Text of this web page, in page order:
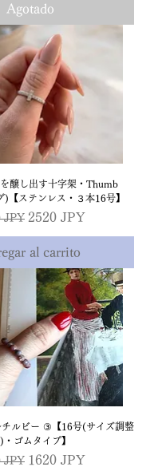
Agotado
醸し出す十字架・Thumb
【ステンレス・３本16号】
JPY Precio de oferta
2520 JPY
al carrito
ルビー ③【16号(サイズ調整
・ゴムタイプ】
JPY Precio de oferta
1620 JPY